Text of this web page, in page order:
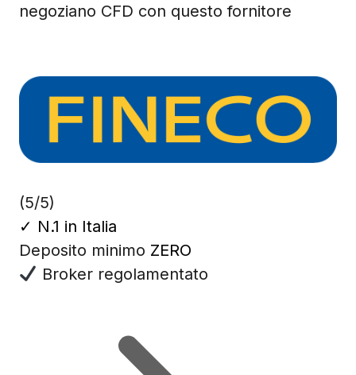
negoziano CFD con questo fornitore
(5/5)
✓ N.1 in Italia
Deposito minimo ZERO
Broker regolamentato